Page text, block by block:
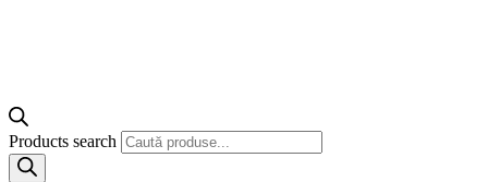
Products search